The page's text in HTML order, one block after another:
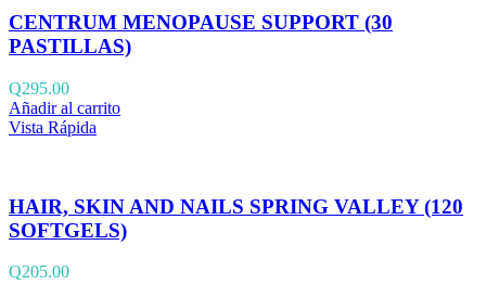
CENTRUM MENOPAUSE SUPPORT (30
PASTILLAS)
Q295.00
Añadir al carrito
Vista Rápida
HAIR, SKIN AND NAILS SPRING VALLEY (120
SOFTGELS)
Q205.00